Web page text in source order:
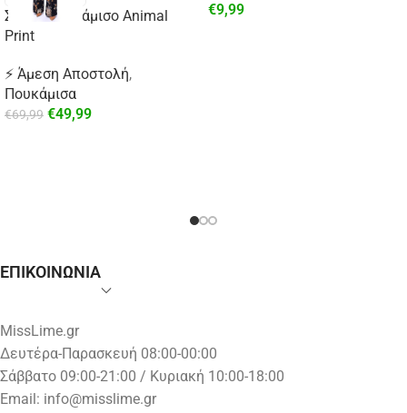
Σατέν Πουκάμισο Animal
Print
⚡ Άμεση Αποστολή,
Πουκάμισα
€69,99 €49,99
€9,99
ΕΠΙΚΟΙΝΩΝΙΑ
MissLime.gr
Δευτέρα-Παρασκευή 08:00-00:00
Σάββατο 09:00-21:00 / Κυριακή 10:00-18:00
Email: info@misslime.gr